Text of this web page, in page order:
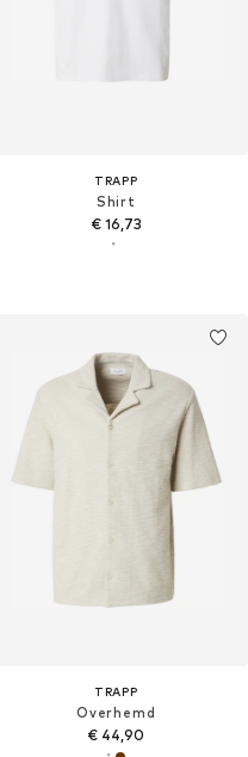
TRAPP
Shirt
€ 16,73
TRAPP
Overhemd
€ 44,90